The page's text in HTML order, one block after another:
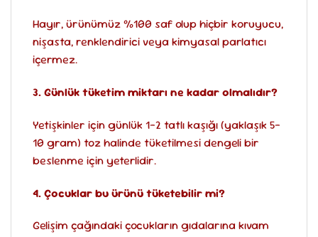
Hayır, ürünümüz %100 saf olup hiçbir koruyucu,
nişasta, renklendirici veya kimyasal parlatıcı
içermez.
3. Günlük tüketim miktarı ne kadar olmalıdır?
Yetişkinler için günlük 1-2 tatlı kaşığı (yaklaşık 5-
10 gram) toz halinde tüketilmesi dengeli bir
beslenme için yeterlidir.
4. Çocuklar bu ürünü tüketebilir mi?
Gelişim çağındaki çocukların gıdalarına kıvam